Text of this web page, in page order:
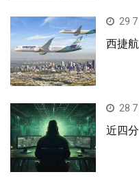
29
西捷
28
近四